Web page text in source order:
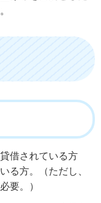
借されている方
る方。（ただし、
要。）